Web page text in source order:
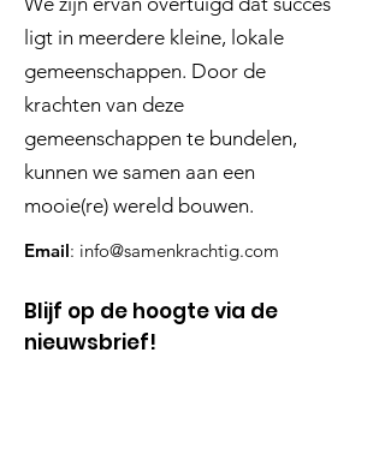
ligt in meerdere kleine, lokale
gemeenschappen. Door de
krachten van deze
gemeenschappen te bundelen,
kunnen we samen aan een
mooie(re) wereld bouwen.
Email: info@samenkrachtig.com
Blijf op de hoogte via de
nieuwsbrief!